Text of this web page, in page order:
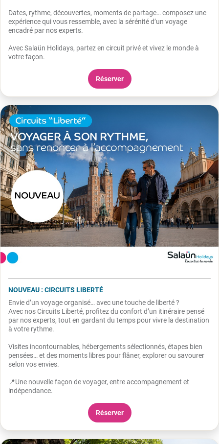
Dates, rythme, découvertes, moments de partage… composez une
expérience qui vous ressemble, avec la sérénité d’un voyage
encadré par nos experts.
Avec Salaün Holidays, partez en circuit privé et vivez le monde à
votre façon.
Réserver
NOUVEAU : CIRCUITS LIBERTÉ
Envie d’un voyage organisé… avec une touche de liberté ?
Avec nos Circuits Liberté, profitez du confort d’un itinéraire pensé
par nos experts, tout en gardant du temps pour vivre la destination
à votre rythme.
Visites incontournables, hébergements sélectionnés, étapes bien
pensées… et des moments libres pour flâner, explorer ou savourer
selon vos envies.
📍Une nouvelle façon de voyager, entre accompagnement et
indépendance.
Réserver